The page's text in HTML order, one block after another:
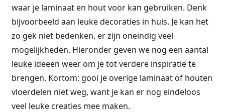
waar je laminaat en hout voor kan gebruiken. Denk
bijvoorbeeld aan leuke decoraties in huis. Je kan het
zo gek niet bedenken, er zijn oneindig veel
mogelijkheden. Hieronder geven we nog een aantal
leuke ideeën weer om je tot verdere inspiratie te
brengen. Kortom: gooi je overige laminaat of houten
vloerdelen niet weg, want je kan er nog eindeloos
veel leuke creaties mee maken.